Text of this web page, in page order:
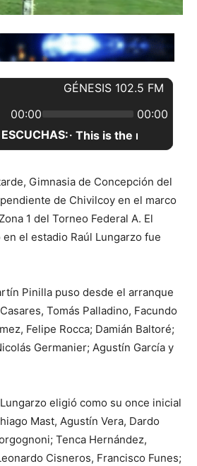
Gimnasia de Concepción del
de Chivilcoy en el marco
1 del Torneo Federal A. El
el estadio Raúl Lungarzo fue
Pinilla puso desde el arranque
Tomás Palladino, Facundo
Felipe Rocca; Damián Baltoré;
Germanier; Agustín García y
eligió como su once inicial
Mast, Agustín Vera, Dardo
Tenca Hernández,
Cisneros, Francisco Funes;